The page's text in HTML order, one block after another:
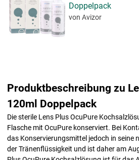
Doppelpack
von Avizor
Produktbeschreibung zu
120ml Doppelpack
Die sterile Lens Plus OcuPure
Flasche mit OcuPure konserviert. Bei
das Konservierungsmittel jedoch in seine
der Tränenflüssigkeit und ist daher am